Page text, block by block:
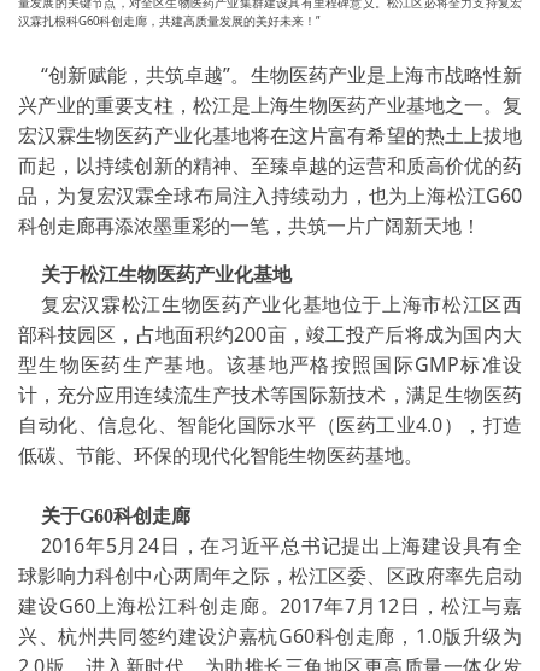
量发展的关键节点，对全区生物医药产业集群建设具有里程碑意义。松江区必将全力支持复宏
汉霖扎根科G60科创走廊，共建高质量发展的美好未来！ ”
“创新赋能，共筑卓越”。生物医药产业是上海市战略性新
兴产业的重要支柱，松江是上海生物医药产业基地之一。复
宏汉霖生物医药产业化基地将在这片富有希望的热土上拔地
而起，以持续创新的精神、至臻卓越的运营和质高价优的药
品，为复宏汉霖全球布局注入持续动力，也为上海松江G60
科创走廊再添浓墨重彩的一笔，共筑一片广阔新天地！
关于松江生物医药产业化基地
复宏汉霖松江生物医药产业化基地位于上海市松江区西
部科技园区，占地面积约200亩，竣工投产后将成为国内大
型生物医药生产基地。该基地严格按照国际GMP标准设
计，充分应用连续流生产技术等国际新技术，满足生物医药
自动化、信息化、智能化国际水平（医药工业4.0），打造
低碳、节能、环保的现代化智能生物医药基地。
关于G60科创走廊
2016年5月24日，在习近平总书记提出上海建设具有全
球影响力科创中心两周年之际，松江区委、区政府率先启动
建设G60上海松江科创走廊。2017年7月12日，松江与嘉
兴、杭州共同签约建设沪嘉杭G60科创走廊，1.0版升级为